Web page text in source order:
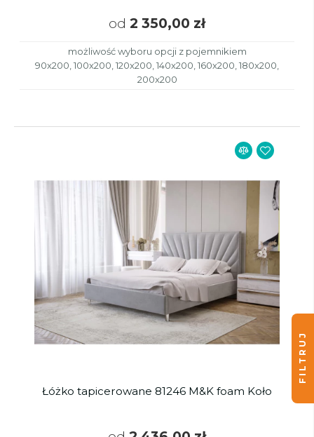
od 2 350,00 zł
możliwość wyboru opcji z pojemnikiem
90x200, 100x200, 120x200, 140x200, 160x200, 180x200,
200x200
Łóżko tapicerowane 81246 M&K foam Koło
FILTRUJ